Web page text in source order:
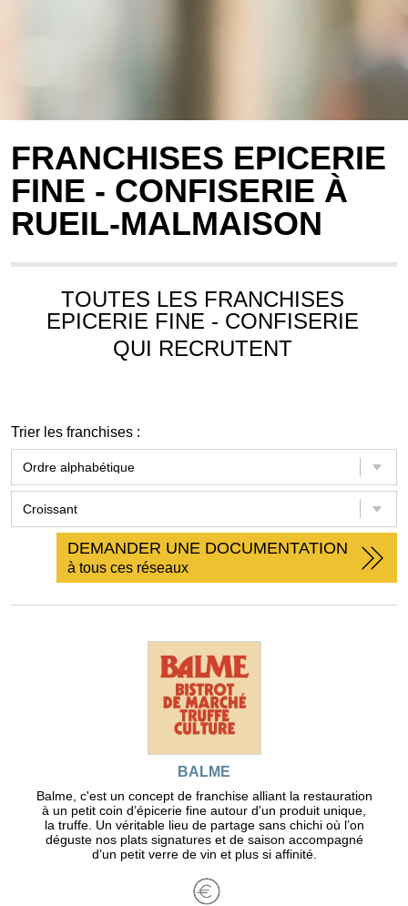
FRANCHISES EPICERIE
FINE - CONFISERIE À
RUEIL-MALMAISON
TOUTES LES FRANCHISES
EPICERIE FINE - CONFISERIE
QUI RECRUTENT
Trier les franchises :
DEMANDER UNE DOCUMENTATION
à tous ces réseaux
BALME
Balme, c'est un concept de franchise alliant la restauration
à un petit coin d’épicerie fine autour d'un produit unique,
la truffe. Un véritable lieu de partage sans chichi où l’on
déguste nos plats signatures et de saison accompagné
d’un petit verre de vin et plus si affinité.